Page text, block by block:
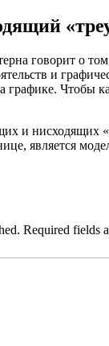
говорит о
и
графике. Чтобы
и нисходящих
является
Required fields